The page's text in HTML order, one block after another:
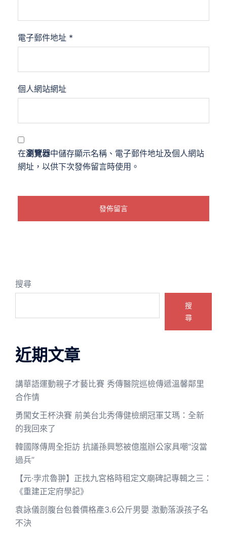
電子郵件地址 *
個人網站網址
在瀏覽器中儲存顯示名稱、電子郵件地址及個人網站
網址，以供下次發佈留言時使用。
搜尋
搜
尋
近期文章
講華語運動親子才藝比賽 秀傳醫院巡檢傳遞溫馨鄰里
合作情
勇闖女王杯決賽 前美台北秀傳健檢網冠軍艾瑪：全新
的我回來了
韓國隊傳周全拒訪 抗議孫興慜被億嵐辦公家具嘲“沒當
過兵”
【元·孛朮魯翀】正找九宮格時租定文廟碑記專輯之三：
《重建正定府學記》
袁詠儀剖腹台包養價格產3.6公斤男嬰 激動落淚孩子名
不決